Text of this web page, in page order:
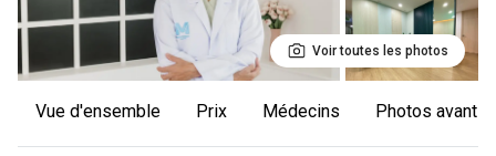
Voir toutes les photos
Vue d'ensemble Prix Médecins Photos avant